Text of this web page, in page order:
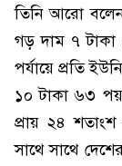
তিনি আরো
গড় দাম ৭ টাকা
পর্যায়ে প্রতি
১০ টাকা ৬৩
প্রায় ২৪
সাথে সাথে